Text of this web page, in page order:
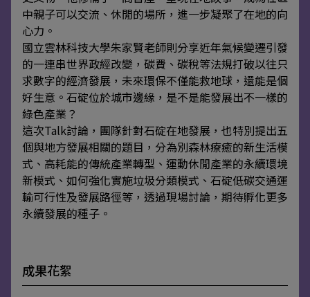
中親子可以交流、休閒的場所，進一步凝聚了在地的向
心力。
國立雲林科技大學朱家賢老師則分享近年氣候變遷引發
的一連串世界政經改變，碳費、碳稅等法規打破以往只
求數字的經濟發展，未來環保不僅能救地球，還能是個
好生意。石碇位於城市邊緣，是不是能發展出不一樣的
綠色產業？
這次Talk討論，團隊針對石碇在地發展，也特別提出五
個與地方發展相關的題目，分為別森林療癒的新生活模
式、高耗能的傳統產業轉型、運動休閒產業的永續環境
新模式、如何強化實施垃圾分類模式、石碇低碳交通運
輸可行性及發展路徑等，透過現場討論，期待孵化更多
永續發展的種子。
成果花絮